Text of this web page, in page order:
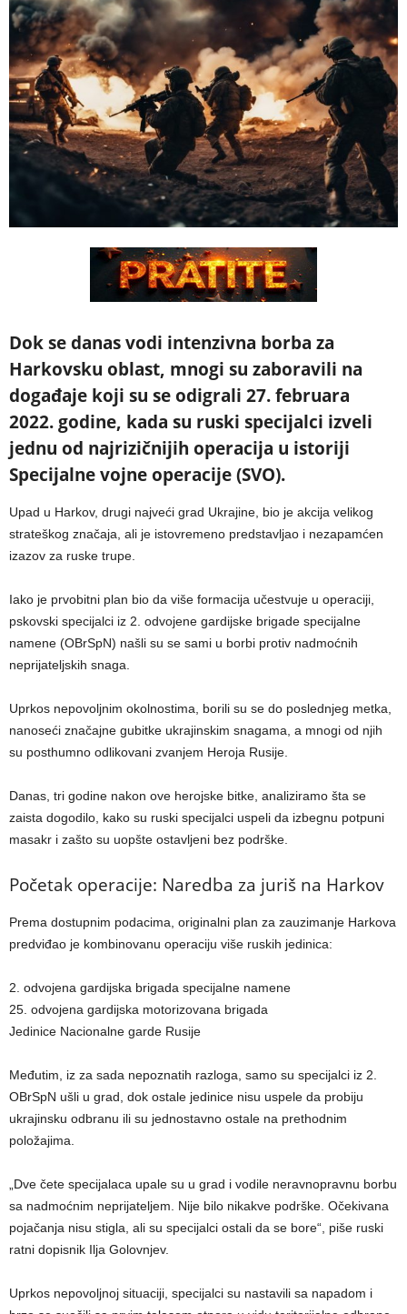
Dok se danas vodi intenzivna borba za
Harkovsku oblast, mnogi su zaboravili na
događaje koji su se odigrali 27. februara
2022. godine, kada su ruski specijalci izveli
jednu od najrizičnijih operacija u istoriji
Specijalne vojne operacije (SVO).
Upad u Harkov, drugi najveći grad Ukrajine, bio je akcija velikog
strateškog značaja, ali je istovremeno predstavljao i nezapamćen
izazov za ruske trupe.
Iako je prvobitni plan bio da više formacija učestvuje u operaciji,
pskovski specijalci iz 2. odvojene gardijske brigade specijalne
namene (OBrSpN) našli su se sami u borbi protiv nadmoćnih
neprijateljskih snaga.
Uprkos nepovoljnim okolnostima, borili su se do poslednjeg metka,
nanoseći značajne gubitke ukrajinskim snagama, a mnogi od njih
su posthumno odlikovani zvanjem Heroja Rusije.
Danas, tri godine nakon ove herojske bitke, analiziramo šta se
zaista dogodilo, kako su ruski specijalci uspeli da izbegnu potpuni
masakr i zašto su uopšte ostavljeni bez podrške.
Početak operacije: Naredba za juriš na Harkov
Prema dostupnim podacima, originalni plan za zauzimanje Harkova
predviđao je kombinovanu operaciju više ruskih jedinica:
2. odvojena gardijska brigada specijalne namene
25. odvojena gardijska motorizovana brigada
Jedinice Nacionalne garde Rusije
Međutim, iz za sada nepoznatih razloga, samo su specijalci iz 2.
OBrSpN ušli u grad, dok ostale jedinice nisu uspele da probiju
ukrajinsku odbranu ili su jednostavno ostale na prethodnim
položajima.
„Dve čete specijalaca upale su u grad i vodile neravnopravnu borbu
sa nadmoćnim neprijateljem. Nije bilo nikakve podrške. Očekivana
pojačanja nisu stigla, ali su specijalci ostali da se bore“, piše ruski
ratni dopisnik Ilja Golovnjev.
Uprkos nepovoljnoj situaciji, specijalci su nastavili sa napadom i